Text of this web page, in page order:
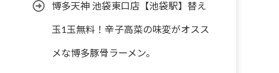
博多天神 池袋東口店【池袋駅】替え
玉1玉無料！辛子高菜の味変がオスス
メな博多豚骨ラーメン。